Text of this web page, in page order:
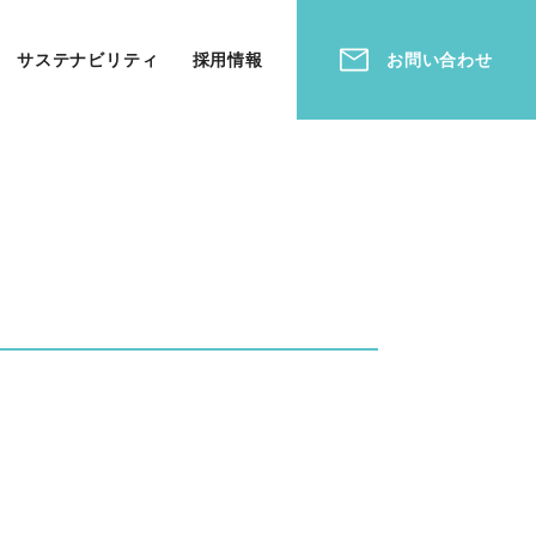
サステナビリティ 採用情報 お問い合わせ